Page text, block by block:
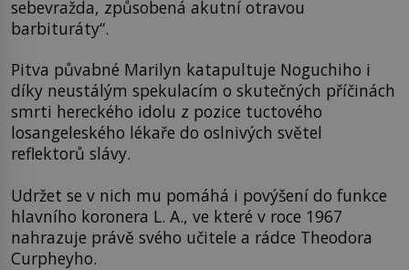
sebevražda, způsobená akutní otravou
barbituráty“.
Pitva půvabné Marilyn katapultuje Noguchiho i
díky neustálým spekulacím o skutečných příčinách
smrti hereckého idolu z pozice tuctového
losangeleského lékaře do oslnivých světel
reflektorů slávy.
Udržet se v nich mu pomáhá i povýšení do funkce
hlavního koronera L. A., ve které v roce 1967
nahrazuje právě svého učitele a rádce Theodora
Curpheyho.